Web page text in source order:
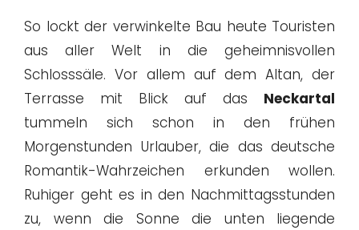
So lockt der verwinkelte Bau heute Touristen
aus aller Welt in die geheimnisvollen
Schlosssäle. Vor allem auf dem Altan, der
Terrasse mit Blick auf das Neckartal
tummeln sich schon in den frühen
Morgenstunden Urlauber, die das deutsche
Romantik-Wahrzeichen erkunden wollen.
Ruhiger geht es in den Nachmittagsstunden
zu, wenn die Sonne die unten liegende